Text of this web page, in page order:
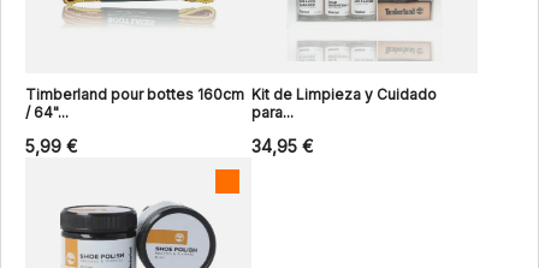
Timberland pour bottes 160cm
/ 64"...
5,99 €
Kit de Limpieza y Cuidado
para...
34,95 €